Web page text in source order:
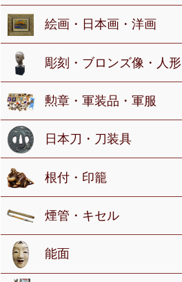
絵画・日本画・洋画
彫刻・ブロンズ像・人形
勲章・軍装品・軍服
日本刀・刀装具
根付・印籠
煙管・キセル
能面